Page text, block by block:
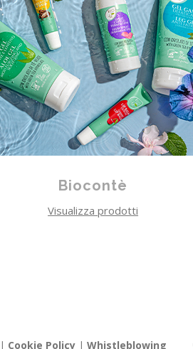
Biocontè
Visualizza prodotti
| Cookie Policy |Whistleblowing